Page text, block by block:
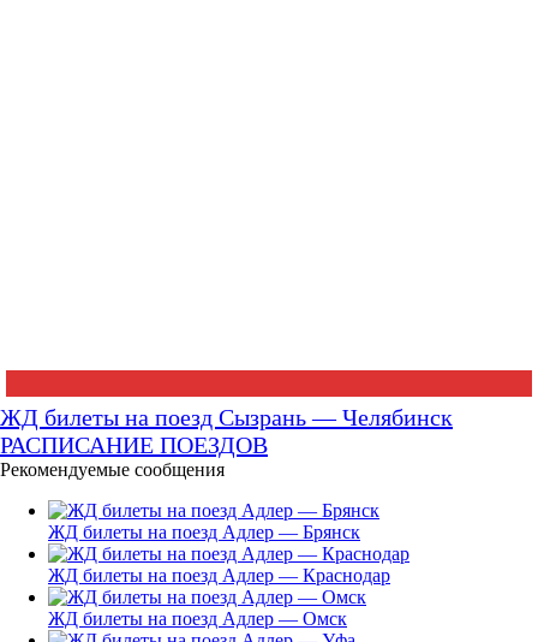
ЖД билеты на поезд Сызрань — Челябинск
РАСПИСАНИЕ ПОЕЗДОВ
Рекомендуемые сообщения
ЖД билеты на поезд Адлер — Брянск
ЖД билеты на поезд Адлер — Краснодар
ЖД билеты на поезд Адлер — Омск